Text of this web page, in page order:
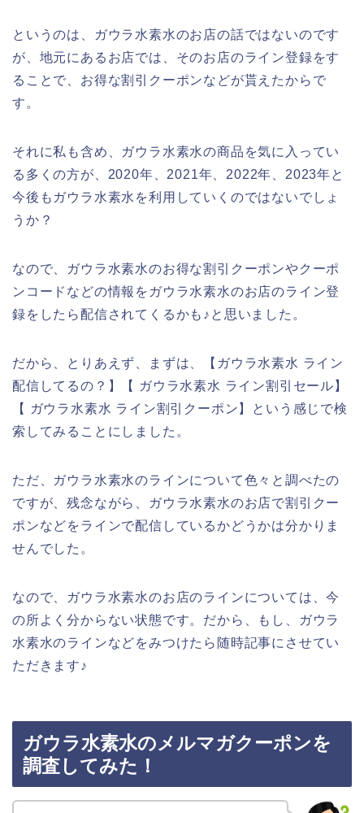
というのは、ガウラ水素水のお店の話ではないのです
が、地元にあるお店では、そのお店のライン登録をす
ることで、お得な割引クーポンなどが貰えたからで
す。
それに私も含め、ガウラ水素水の商品を気に入ってい
る多くの方が、2020年、2021年、2022年、2023年と
今後もガウラ水素水を利用していくのではないでしょ
うか？
なので、ガウラ水素水のお得な割引クーポンやクーポ
ンコードなどの情報をガウラ水素水のお店のライン登
録をしたら配信されてくるかも♪と思いました。
だから、とりあえず、まずは、【ガウラ水素水 ライン
配信してるの？】【 ガウラ水素水 ライン割引セール】
【 ガウラ水素水 ライン割引クーポン】という感じで検
索してみることにしました。
ただ、ガウラ水素水のラインについて色々と調べたの
ですが、残念ながら、ガウラ水素水のお店で割引クー
ポンなどをラインで配信しているかどうかは分かりま
せんでした。
なので、ガウラ水素水のお店のラインについては、今
の所よく分からない状態です。だから、もし、ガウラ
水素水のラインなどをみつけたら随時記事にさせてい
ただきます♪
ガウラ水素水のメルマガクーポンを
調査してみた！